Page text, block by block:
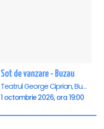
Sot de vanzare - Buzau
Teatrul George Ciprian, Buzau
1 octombrie 2026, ora 19:00